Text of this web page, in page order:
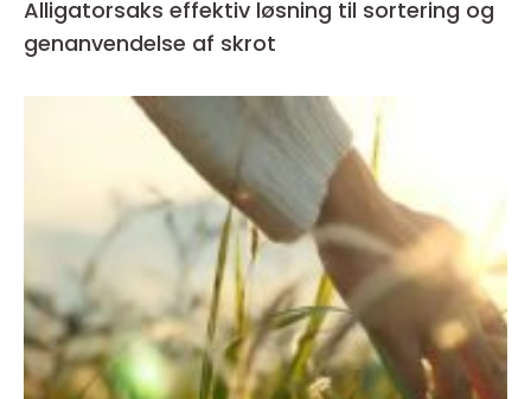
Alligatorsaks effektiv løsning til sortering og
genanvendelse af skrot